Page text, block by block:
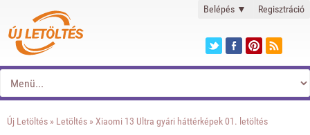
Belépés ▼ Regisztráció
Új Letöltés » Letöltés » Xiaomi 13 Ultra gyári háttérképek 01. letöltés